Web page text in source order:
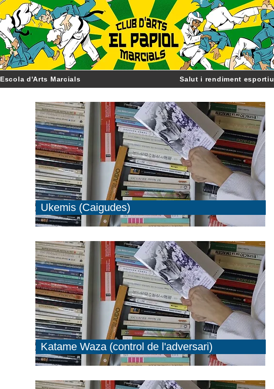
Escola d'Arts Marcials Salut i rendiment esportiu
Ukemis (Caigudes)
Katame Waza (control de l'adversari)